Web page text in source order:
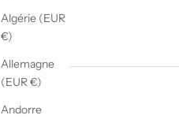
Algérie (EUR
€)
Allemagne
(EUR €)
Andorre